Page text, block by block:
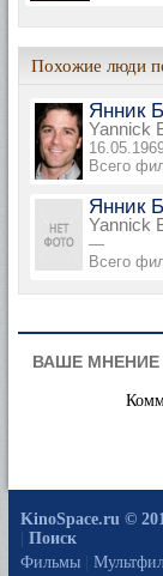
Похожие люди
Янник
Yannick
Всего
Янник
Yannick
—
Всего
ВАШЕ МНЕНИЕ
KinoSpace.ru ©
Поиск
Фильмы